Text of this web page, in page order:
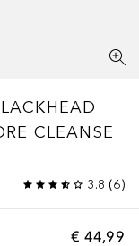
CLEANSE
3.8 (6)
€ 44,99